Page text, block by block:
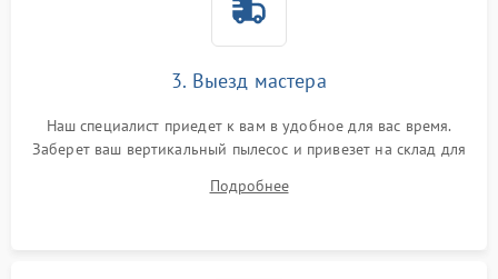
3. Выезд мастера
Наш специалист приедет к вам в удобное для вас время.
Заберет ваш вертикальный пылесос и привезет на склад для
Подробнее